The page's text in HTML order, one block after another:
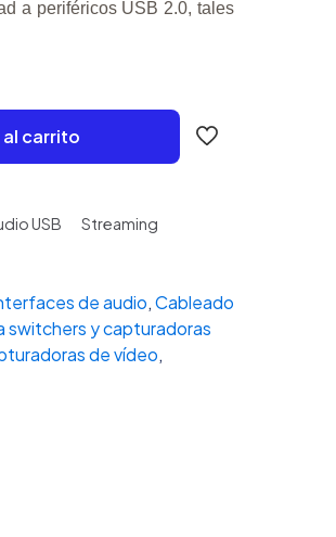
a periféricos USB 2.0, tales
carrito
USB
Streaming
de audio,Cableado
switchers y capturadoras
de vídeo,